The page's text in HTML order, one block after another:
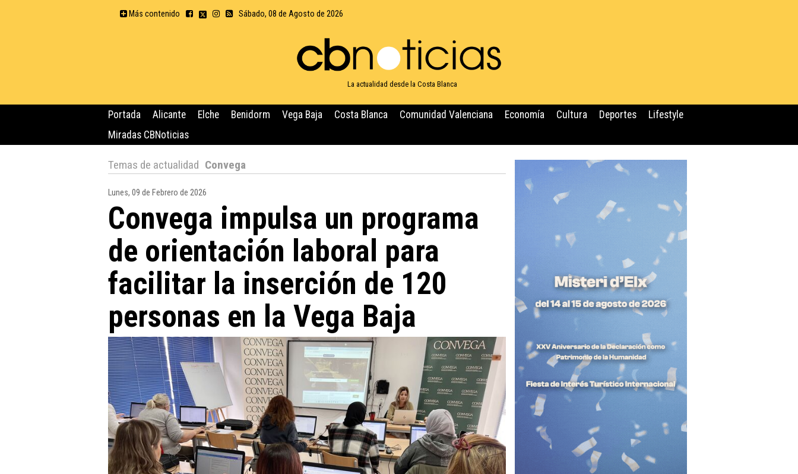
Más contenido Sábado, 08 de Agosto de 2026
La actualidad desde la Costa Blanca
Portada Alicante Elche Benidorm Vega Baja Costa Blanca Comunidad Valenciana Economía Cultura Deportes
Lifestyle
Miradas CBNoticias
Temas de actualidad Convega
Lunes, 09 de Febrero de 2026
Convega impulsa un programa
de orientación laboral para
facilitar la inserción de 120
personas en la Vega Baja